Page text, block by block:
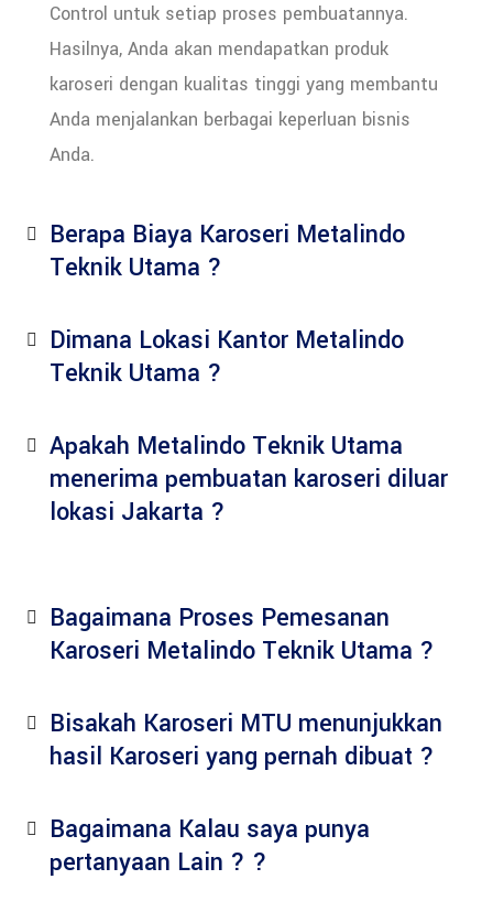
Control untuk setiap proses pembuatannya.
Hasilnya, Anda akan mendapatkan produk
karoseri dengan kualitas tinggi yang membantu
Anda menjalankan berbagai keperluan bisnis
Anda.
Berapa Biaya Karoseri Metalindo
Teknik Utama ?
Dimana Lokasi Kantor Metalindo
Teknik Utama ?
Apakah Metalindo Teknik Utama
menerima pembuatan karoseri diluar
lokasi Jakarta ?
Bagaimana Proses Pemesanan
Karoseri Metalindo Teknik Utama ?
Bisakah Karoseri MTU menunjukkan
hasil Karoseri yang pernah dibuat ?
Bagaimana Kalau saya punya
pertanyaan Lain ? ?